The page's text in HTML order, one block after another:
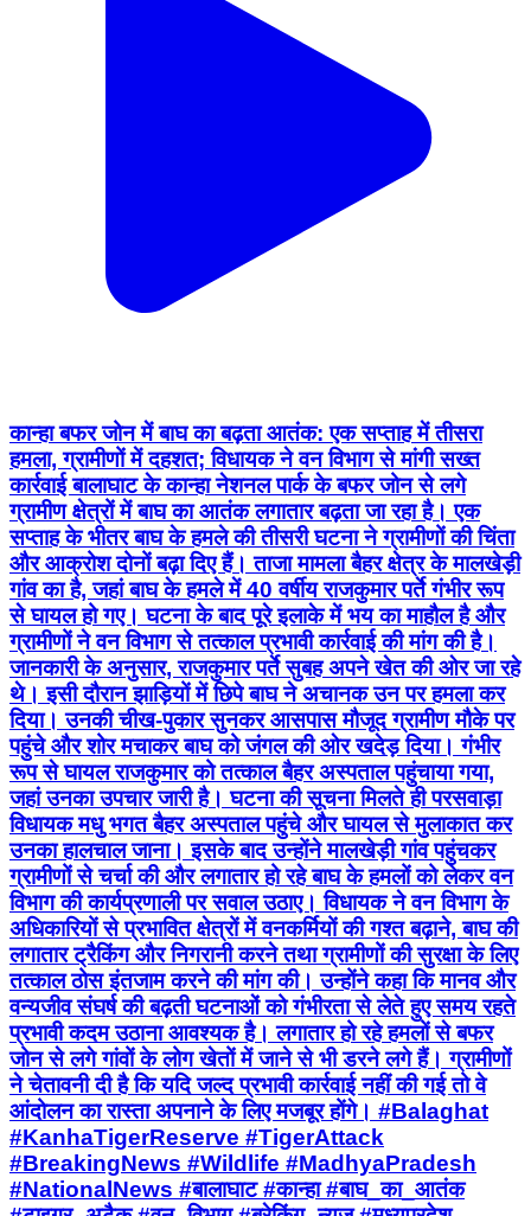
कान्हा बफर जोन में बाघ का बढ़ता आतंक: एक सप्ताह में तीसरा
हमला, ग्रामीणों में दहशत; विधायक ने वन विभाग से मांगी सख्त
कार्रवाई बालाघाट के कान्हा नेशनल पार्क के बफर जोन से लगे
ग्रामीण क्षेत्रों में बाघ का आतंक लगातार बढ़ता जा रहा है। एक
सप्ताह के भीतर बाघ के हमले की तीसरी घटना ने ग्रामीणों की चिंता
और आक्रोश दोनों बढ़ा दिए हैं। ताजा मामला बैहर क्षेत्र के मालखेड़ी
गांव का है, जहां बाघ के हमले में 40 वर्षीय राजकुमार पर्ते गंभीर रूप
से घायल हो गए। घटना के बाद पूरे इलाके में भय का माहौल है और
ग्रामीणों ने वन विभाग से तत्काल प्रभावी कार्रवाई की मांग की है।
जानकारी के अनुसार, राजकुमार पर्ते सुबह अपने खेत की ओर जा रहे
थे। इसी दौरान झाड़ियों में छिपे बाघ ने अचानक उन पर हमला कर
दिया। उनकी चीख-पुकार सुनकर आसपास मौजूद ग्रामीण मौके पर
पहुंचे और शोर मचाकर बाघ को जंगल की ओर खदेड़ दिया। गंभीर
रूप से घायल राजकुमार को तत्काल बैहर अस्पताल पहुंचाया गया,
जहां उनका उपचार जारी है। घटना की सूचना मिलते ही परसवाड़ा
विधायक मधु भगत बैहर अस्पताल पहुंचे और घायल से मुलाकात कर
उनका हालचाल जाना। इसके बाद उन्होंने मालखेड़ी गांव पहुंचकर
ग्रामीणों से चर्चा की और लगातार हो रहे बाघ के हमलों को लेकर वन
विभाग की कार्यप्रणाली पर सवाल उठाए। विधायक ने वन विभाग के
अधिकारियों से प्रभावित क्षेत्रों में वनकर्मियों की गश्त बढ़ाने, बाघ की
लगातार ट्रैकिंग और निगरानी करने तथा ग्रामीणों की सुरक्षा के लिए
तत्काल ठोस इंतजाम करने की मांग की। उन्होंने कहा कि मानव और
वन्यजीव संघर्ष की बढ़ती घटनाओं को गंभीरता से लेते हुए समय रहते
प्रभावी कदम उठाना आवश्यक है। लगातार हो रहे हमलों से बफर
जोन से लगे गांवों के लोग खेतों में जाने से भी डरने लगे हैं। ग्रामीणों
ने चेतावनी दी है कि यदि जल्द प्रभावी कार्रवाई नहीं की गई तो वे
आंदोलन का रास्ता अपनाने के लिए मजबूर होंगे। #Balaghat
#KanhaTigerReserve #TigerAttack
#BreakingNews #Wildlife #MadhyaPradesh
#NationalNews #बालाघाट #कान्हा #बाघ_का_आतंक